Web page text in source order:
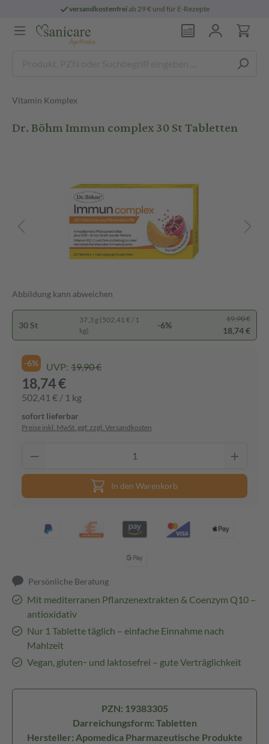
versandkostenfreiab 29 € und für E-Rezepte
Vitamin Komplex
Dr. Böhm Immun complex 30 St Tabletten
Abbildung kann abweichen
30 St
37,3 g (502,41 € / 1
kg)
-6%
19,90 €
18,74 €
-6% UVP: 19,90 €
18,74 €
502,41 € / 1 kg
sofort lieferbar
Preise inkl. MwSt. ggf. zzgl. Versandkosten
In den Warenkorb
Persönliche Beratung
Mit mediterranen Pflanzenextrakten & Coenzym Q10 –
antioxidativ
Nur 1 Tablette täglich – einfache Einnahme nach
Mahlzeit
Vegan, gluten‑ und laktosefrei – gute Verträglichkeit
PZN: 19383305
Darreichungsform: Tabletten
Hersteller: Apomedica Pharmazeutische Produkte